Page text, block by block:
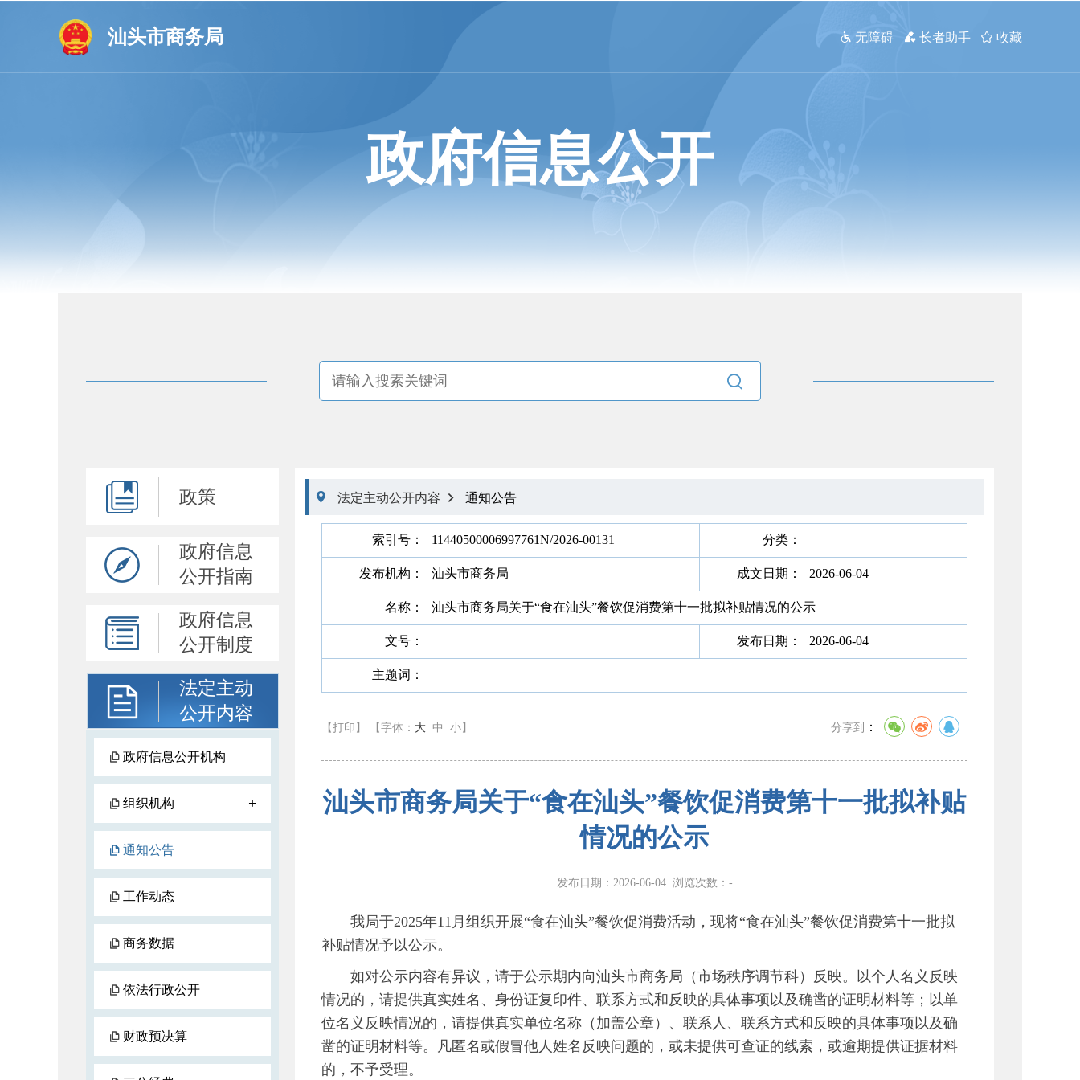
汕头市商务局  无障碍  长者助手  收藏
政府信息公开

政策
政府信息
公开指南
政府信息
公开制度
法定主动
公开内容
政府信息公开机构
组织机构 +
通知公告
工作动态
商务数据
依法行政公开
财政预决算
 法定主动公开内容  通知公告
索引号： 11440500006997761N/2026-00131 分类：
发布机构： 汕头市商务局 成文日期： 2026-06-04
名称： 汕头市商务局关于“食在汕头”餐饮促消费第十一批拟补贴情况的公示
文号： 发布日期： 2026-06-04
主题词：
【打印】 【字体： 大 中 小 】 分享到 ：
汕头市商务局关于“食在汕头”餐饮促消费第十一批拟补贴
情况的公示
发布日期：2026-06-04 浏览次数： -
我局于2025年11月组织开展“食在汕头”餐饮促消费活动，现将“食在汕头”餐饮促消费第十一批拟
补贴情况予以公示。
如对公示内容有异议，请于公示期内向汕头市商务局（市场秩序调节科）反映。以个人名义反映
情况的，请提供真实姓名、身份证复印件、联系方式和反映的具体事项以及确凿的证明材料等；以单
位名义反映情况的，请提供真实单位名称（加盖公章）、联系人、联系方式和反映的具体事项以及确
凿的证明材料等。凡匿名或假冒他人姓名反映问题的，或未提供可查证的线索，或逾期提供证据材料
的，不予受理。